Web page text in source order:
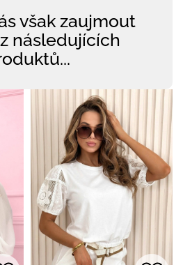
však zaujmout
následujících